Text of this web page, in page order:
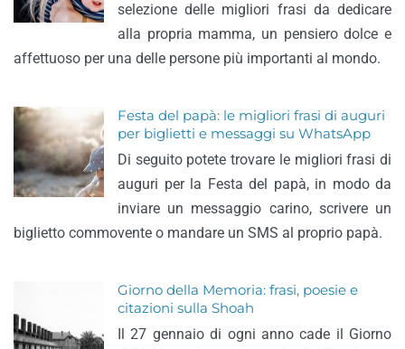
selezione delle migliori frasi da dedicare
alla propria mamma, un pensiero dolce e
affettuoso per una delle persone più importanti al mondo.
Festa del papà: le migliori frasi di auguri
per biglietti e messaggi su WhatsApp
Di seguito potete trovare le migliori frasi di
auguri per la Festa del papà, in modo da
inviare un messaggio carino, scrivere un
biglietto commovente o mandare un SMS al proprio papà.
Giorno della Memoria: frasi, poesie e
citazioni sulla Shoah
Il 27 gennaio di ogni anno cade il Giorno